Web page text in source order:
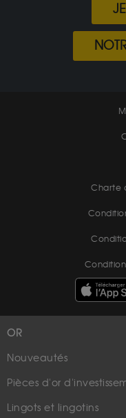
Charte
OR
Nouveautés
Pièces d'or
Lingots et lingotins